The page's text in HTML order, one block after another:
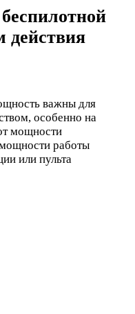
действия
важны для
особенно на
мощности
работы
или пульта